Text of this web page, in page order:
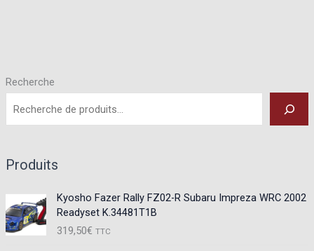
Recherche
Produits
Kyosho Fazer Rally FZ02-R Subaru Impreza WRC 2002
Readyset K.34481T1B
319,50€ TTC